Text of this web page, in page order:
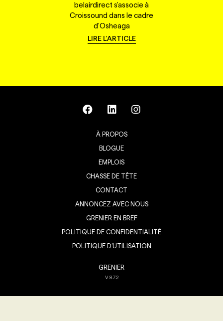
belairdirect s'associe à
Croissound dans le cadre
d'Osheaga
LIRE L'ARTICLE
À PROPOS
BLOGUE
EMPLOIS
CHASSE DE TÊTE
CONTACT
ANNONCEZ AVEC NOUS
GRENIER EN BREF
POLITIQUE DE CONFIDENTIALITÉ
POLITIQUE D’UTILISATION
GRENIER
V8.7.2